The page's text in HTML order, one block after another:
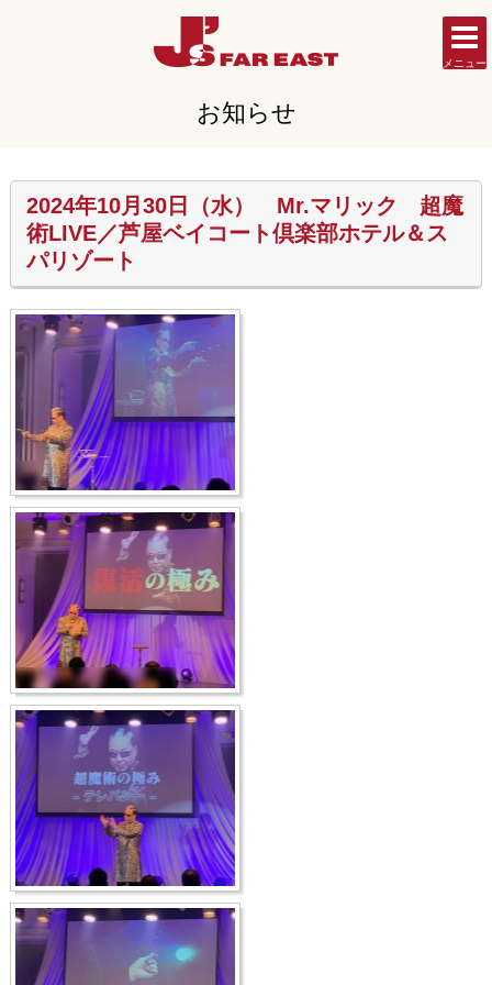
メニュー
お知らせ
2024年10月30日（水） Mr.マリック 超魔
術LIVE／芦屋ベイコート倶楽部ホテル＆ス
パリゾート